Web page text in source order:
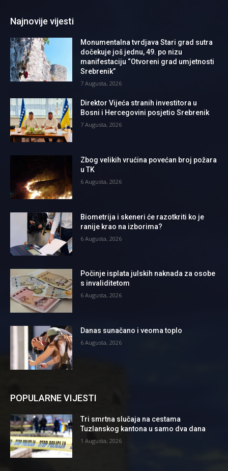
Najnovije vijesti
Monumentalna tvrdjava Stari grad sutra
dočekuje još jednu, 49. po nizu
manifestaciju “Otvoreni grad umjetnosti
Srebrenik”
7 Augusta, 2026
Direktor Vijeća stranih investitora u
Bosni i Hercegovini posjetio Srebrenik
7 Augusta, 2026
Zbog velikih vrućina povećan broj požara
u TK
6 Augusta, 2026
Biometrija i skeneri će razotkriti ko je
ranije krao na izborima?
6 Augusta, 2026
Počinje isplata julskih naknada za osobe
s invaliditetom
6 Augusta, 2026
Danas sunačano i veoma toplo
6 Augusta, 2026
POPULARNE VIJESTI
Tri smrtna slučaja na cestama
Tuzlanskog kantona u samo dva dana
1 Augusta, 2026